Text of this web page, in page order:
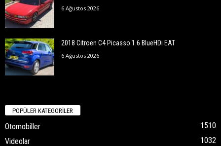
6 Ağustos 2026
2018 Citroen C4 Picasso 1.6 BlueHDi EAT
6 Ağustos 2026
POPÜLER KATEGORİLER
Otomobiller
1510
Videolar
1032